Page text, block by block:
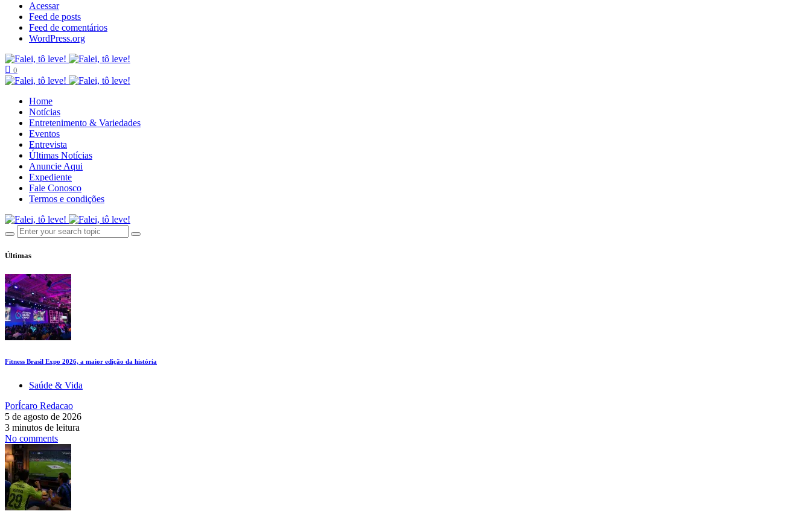
Acessar
Feed de posts
Feed de comentários
WordPress.org
0
Home
Notícias
Entretenimento & Variedades
Eventos
Entrevista
Últimas Notícias
Anuncie Aqui
Expediente
Fale Conosco
Termos e condições
Últimas
Fitness Brasil Expo 2026, a maior edição da história
Saúde & Vida
PorÍcaro Redacao
5 de agosto de 2026
3 minutos de leitura
No comments